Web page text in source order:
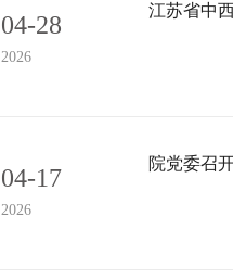
04-28
2026
江苏省中
04-17
2026
院党委召